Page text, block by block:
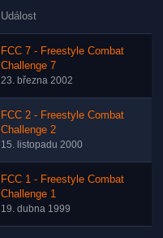
Událost
FCC 7 - Freestyle Combat
Challenge 7
23. března 2002
FCC 2 - Freestyle Combat
Challenge 2
15. listopadu 2000
FCC 1 - Freestyle Combat
Challenge 1
19. dubna 1999